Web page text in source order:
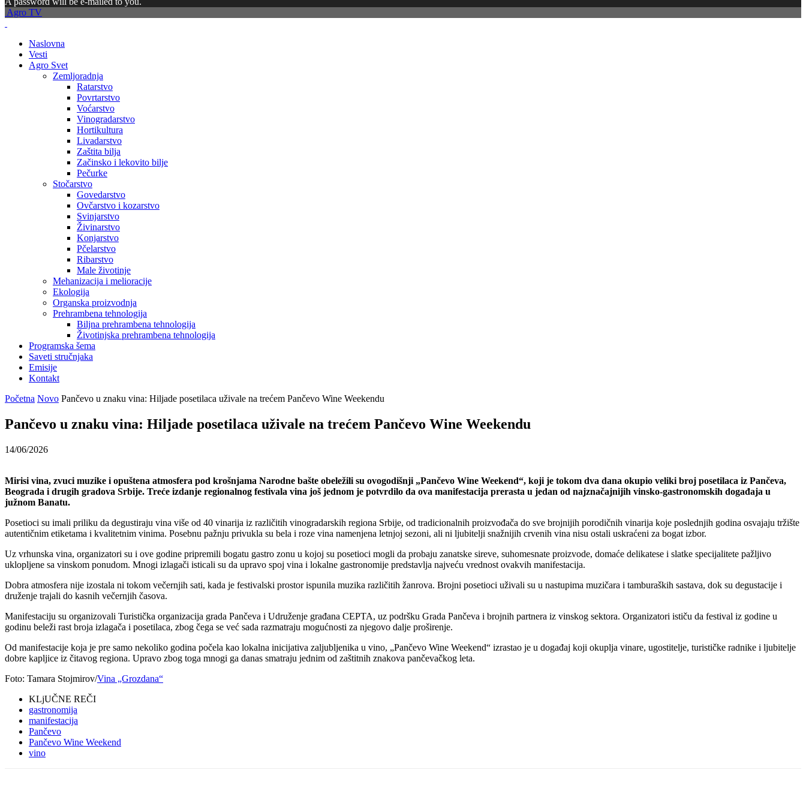
Agro TV
Naslovna
Vesti
Agro Svet
Zemljoradnja
Ratarstvo
Povrtarstvo
Voćarstvo
Vinogradarstvo
Hortikultura
Livadarstvo
Zaštita bilja
Začinsko i lekovito bilje
Pečurke
Stočarstvo
Govedarstvo
Ovčarstvo i kozarstvo
Svinjarstvo
Živinarstvo
Konjarstvo
Pčelarstvo
Ribarstvo
Male životinje
Mehanizacija i melioracije
Ekologija
Organska proizvodnja
Prehrambena tehnologija
Biljna prehrambena tehnologija
Životinjska prehrambena tehnologija
Programska šema
Saveti stručnjaka
Emisije
Kontakt
Početna Novo Pančevo u znaku vina: Hiljade posetilaca uživale na trećem Pančevo Wine Weekendu
Pančevo u znaku vina: Hiljade posetilaca uživale na trećem Pančevo Wine Weekendu
14/06/2026
Mirisi vina, zvuci muzike i opuštena atmosfera pod krošnjama Narodne bašte obeležili su ovogodišnji „Pančevo Wine Weekend“, koji je tokom dva dana okupio veliki broj posetilaca iz Pančeva,
Beograda i drugih gradova Srbije. Treće izdanje regionalnog festivala vina još jednom je potvrdilo da ova manifestacija prerasta u jedan od najznačajnijih vinsko-gastronomskih događaja u
južnom Banatu.
Posetioci su imali priliku da degustiraju vina više od 40 vinarija iz različitih vinogradarskih regiona Srbije, od tradicionalnih proizvođača do sve brojnijih porodičnih vinarija koje poslednjih godina osvajaju tržište
autentičnim etiketama i kvalitetnim vinima. Posebnu pažnju privukla su bela i roze vina namenjena letnjoj sezoni, ali ni ljubitelji snažnijih crvenih vina nisu ostali uskraćeni za bogat izbor.
Uz vrhunska vina, organizatori su i ove godine pripremili bogatu gastro zonu u kojoj su posetioci mogli da probaju zanatske sireve, suhomesnate proizvode, domaće delikatese i slatke specijalitete pažljivo
uklopljene sa vinskom ponudom. Mnogi izlagači isticali su da upravo spoj vina i lokalne gastronomije predstavlja najveću vrednost ovakvih manifestacija.
Dobra atmosfera nije izostala ni tokom večernjih sati, kada je festivalski prostor ispunila muzika različitih žanrova. Brojni posetioci uživali su u nastupima muzičara i tamburaških sastava, dok su degustacije i
druženje trajali do kasnih večernjih časova.
Manifestaciju su organizovali Turistička organizacija grada Pančeva i Udruženje građana CEPTA, uz podršku Grada Pančeva i brojnih partnera iz vinskog sektora. Organizatori ističu da festival iz godine u
godinu beleži rast broja izlagača i posetilaca, zbog čega se već sada razmatraju mogućnosti za njegovo dalje proširenje.
Od manifestacije koja je pre samo nekoliko godina počela kao lokalna inicijativa zaljubljenika u vino, „Pančevo Wine Weekend“ izrastao je u događaj koji okuplja vinare, ugostitelje, turističke radnike i ljubitelje
dobre kapljice iz čitavog regiona. Upravo zbog toga mnogi ga danas smatraju jednim od zaštitnih znakova pančevačkog leta.
Foto: Tamara Stojmirov/Vina „Grozdana“
KLjUČNE REČI
gastronomija
manifestacija
Pančevo
Pančevo Wine Weekend
vino